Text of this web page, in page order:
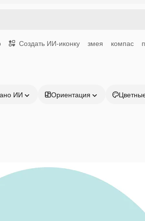
Создать ИИ-иконку змея компас
ИИ Ориентация